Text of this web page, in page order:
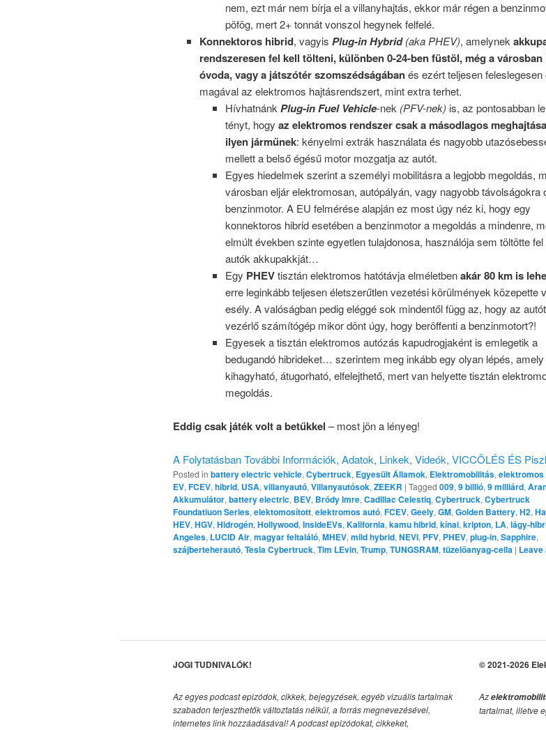
nem, ezt már nem bírja el a villanyhajtás, ekkor már régen a
pöfög, mert 2+ tonnát vonszol hegynek felfelé.
Konnektoros hibrid, vagyis Plug-in Hybrid(aka PHEV), amelynek
rendszeresen fel kell tölteni, különben 0-24-ben füstöl, még a városban
óvoda, vagy a játszótér szomszédságábanés ezért teljesen feleslegesen
magával az elektromos hajtásrendszert, mint extra terhet.
Hívhatnánk Plug-in Fuel Vehicle-nek (PFV-nek) is, az pontosabban
tényt, hogy az elektromos rendszer csak a másodlagos
ilyen járműnek: kényelmi extrák használata és nagyobb
mellett a belső égésű motor mozgatja az autót.
Egyes hiedelmek szerint a személyi mobilitásra a legjobb megoldás,
városban eljár elektromosan, autópályán, vagy nagyobb távolságokra
benzinmotor. A EU felmérése alapján ez most úgy néz ki, hogy egy
konnektoros hibrid esetében a benzinmotor a megoldás a mindenre,
elmúlt években szinte egyetlen tulajdonosa, használója sem töltötte
autók akkupakkját…
Egy PHEVtisztán elektromos hatótávja elméletbenakár 80 km is
erre leginkább teljesen életszerűtlen vezetési körülmények közepette
esély. A valóságban pedig eléggé sok mindentől függ az, hogy az autót
vezérlő számítógép mikor dönt úgy, hogy beröffenti a benzinmotort?!
Egyesek a tisztán elektromos autózás kapudrogjaként is emlegetik a
bedugandó hibrideket… szerintem meg inkább egy olyan lépés,
kihagyható, átugorható, elfelejthető, mert van helyette tisztán
megoldás.
Eddig csak játék volt a betűkkel – most jön a lényeg!
A Folytatásban További Információk, Adatok, Linkek, Videók, VICCÖLÉS ÉS
Posted in battery electric vehicle, Cybertruck, Egyesült Államok, Elektromobilitás, elektromos
EV, FCEV, hibrid, USA, villanyautó, Villanyautósok, ZEEKR | Tagged 009, 9 billió, 9 milliárd,
Akkumulátor, battery electric, BEV, Bródy Imre, Cadillac Celestiq, Cybertruck, Cybertruck
Foundatiuon Series, elektomosított, elektromos autó, FCEV, Geely, GM, Golden Battery, H2,
HEV, HGV, Hidrogén, Hollywood, InsideEVs, Kalifornia, kamu hibrid, kínai, kripton, LA, lágy-
Angeles, LUCID Air, magyar feltaláló, MHEV, mild hybrid, NEVI, PFV, PHEV, plug-in, Sapphire,
szájberteherautó, Tesla Cybertruck, Tim LEvin, Trump, TUNGSRAM, tüzelőanyag-cella | Leave
JOGI TUDNIVALÓK!
Az egyes podcast epizódok, cikkek, bejegyzések, egyéb vizuális tartalmak
szabadon terjeszthetők változtatás nélkül, a forrás megnevezésével,
internetes link hozzáadásával!A podcast epizódokat, cikkeket,
© 2021-2026
Az
tartalmat, illetve